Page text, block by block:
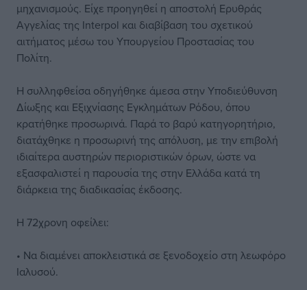
μηχανισμούς. Είχε προηγηθεί η αποστολή Ερυθράς
Αγγελίας της Interpol και διαβίβαση του σχετικού
αιτήματος μέσω του Υπουργείου Προστασίας του
Πολίτη.
Η συλληφθείσα οδηγήθηκε άμεσα στην Υποδιεύθυνση
Δίωξης και Εξιχνίασης Εγκλημάτων Ρόδου, όπου
κρατήθηκε προσωρινά. Παρά το βαρύ κατηγορητήριο,
διατάχθηκε η προσωρινή της απόλυση, με την επιβολή
ιδιαίτερα αυστηρών περιοριστικών όρων, ώστε να
εξασφαλιστεί η παρουσία της στην Ελλάδα κατά τη
διάρκεια της διαδικασίας έκδοσης.
Η 72χρονη οφείλει:
• Να διαμένει αποκλειστικά σε ξενοδοχείο στη λεωφόρο
Ιαλυσού.